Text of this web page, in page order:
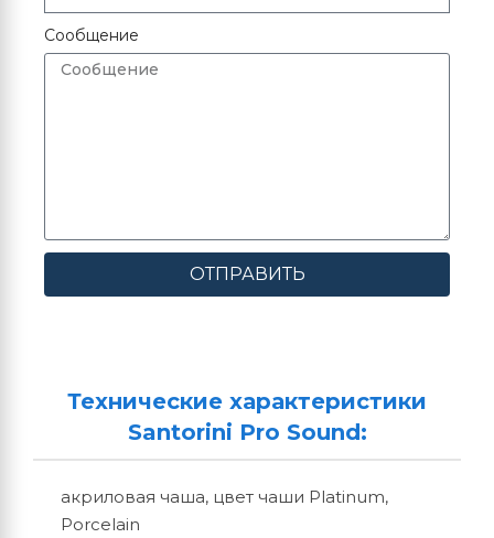
Сообщение
ОТПРАВИТЬ
Технические характеристики
Santorini Pro Sound:
акриловая чаша, цвет чаши Platinum,
Porcelain